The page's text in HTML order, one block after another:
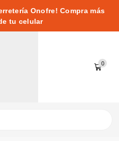
Onofre! Compra más
tu celular
0